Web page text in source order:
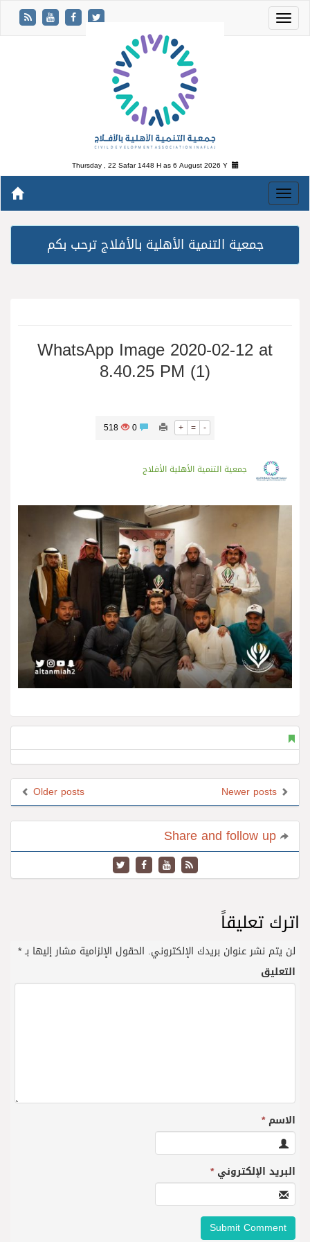
Thursday , 22 Safar 1448 H as6 August 2026 Y
جمعية التنمية الأهلية بالأفلاج ترحب بكم
WhatsApp Image 2020-02-12 at
8.40.25 PM (1)
+ = -
518
جمعية التنمية الأهلية الأفلاج
Older posts
اترك تعليقاً
لن يتم نشر عنوان بريدك الإلكتروني. الحقول الإلزامية مشار إليها بـ*
التعليق
الاسم*
البريد الإلكتروني*